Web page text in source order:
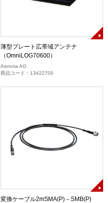
薄型プレート広帯域アンテナ
（OmniLOG70600）
Aaronia AG
商品コード：13422700
変換ケーブル2mSMA(P)－SMB(P)